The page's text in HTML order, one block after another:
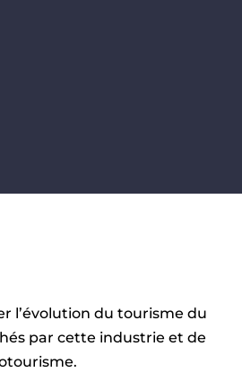
l’évolution du tourisme du
par cette industrie et de